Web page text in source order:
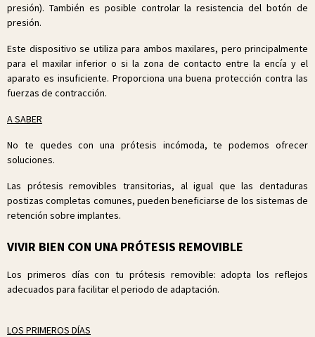
presión). También es posible controlar la resistencia del botón de
presión.
Este dispositivo se utiliza para ambos maxilares, pero principalmente
para el maxilar inferior o si la zona de contacto entre la encía y el
aparato es insuficiente. Proporciona una buena protección contra las
fuerzas de contracción.
A SABER
No te quedes con una prótesis incómoda, te podemos ofrecer
soluciones.
Las prótesis removibles transitorias, al igual que las dentaduras
postizas completas comunes, pueden beneficiarse de los sistemas de
retención sobre implantes.
VIVIR BIEN CON UNA PRÓTESIS REMOVIBLE
Los primeros días con tu prótesis removible: adopta los reflejos
adecuados para facilitar el periodo de adaptación.
LOS PRIMEROS DÍAS